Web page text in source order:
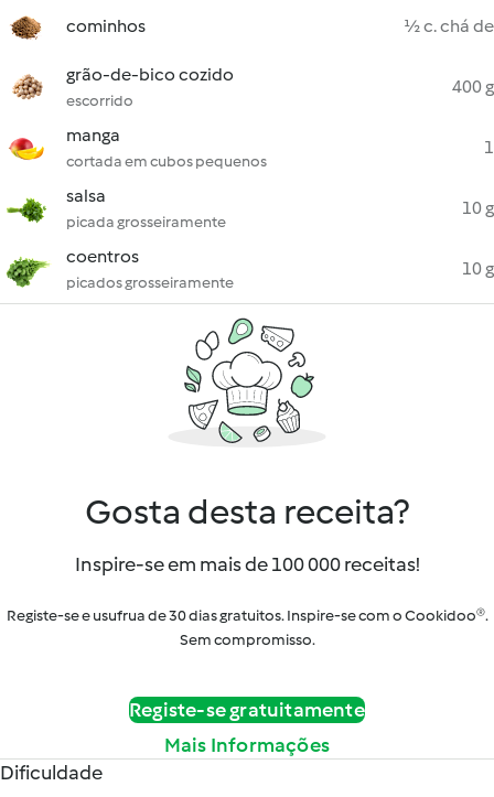
cominhos ½ c. chá de
grão-de-bico cozido
escorrido
400 g
manga
cortada em cubos pequenos
1
salsa
picada grosseiramente
10 g
coentros
picados grosseiramente
10 g
Gosta desta receita?
Inspire-se em mais de 100 000 receitas!
Registe-se e usufrua de 30 dias gratuitos. Inspire-se com o Cookidoo®.
Sem compromisso.
Registe-se gratuitamente
Mais Informações
Dificuldade